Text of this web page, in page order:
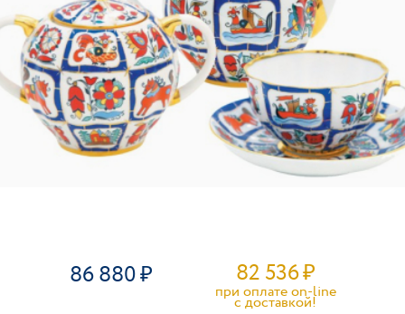
86 880 82 536₽
при оплате on-line
c доставкой!